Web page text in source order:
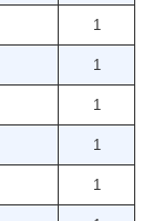
1
1
1
1
1